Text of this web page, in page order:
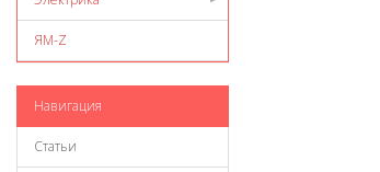
ЯМ-Z
Навигация
Статьи